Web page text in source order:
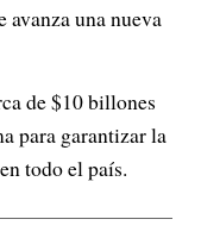
una nueva
de $10 billones
para garantizar la
todo el país.